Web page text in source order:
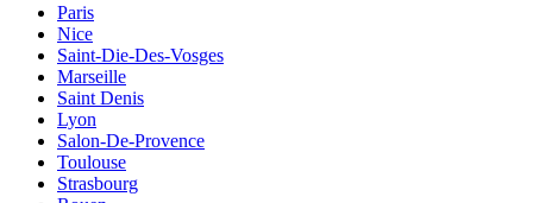
Paris
Nice
Saint-Die-Des-Vosges
Marseille
Saint Denis
Lyon
Salon-De-Provence
Toulouse
Strasbourg